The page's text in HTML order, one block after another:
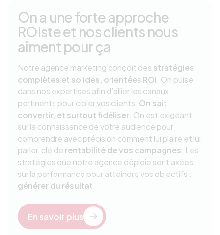
On a une forte approche
ROIste et nos clients nous
aiment pour ça
Notre agence marketing conçoit des stratégies
complètes et solides, orientées ROI . On puise
dans nos expertises afin d’allier les canaux
pertinents pour cibler vos clients. On sait
convertir, et surtout fidéliser. On est exigeant
sur la connaissance de votre audience pour
comprendre avec précision comment lui plaire et lui
parler, clé de rentabilité de vos campagnes . Les
stratégies que notre agence déploie sont axées
sur la performance pour atteindre vos objectifs :
générer du résultat
En savoir plus